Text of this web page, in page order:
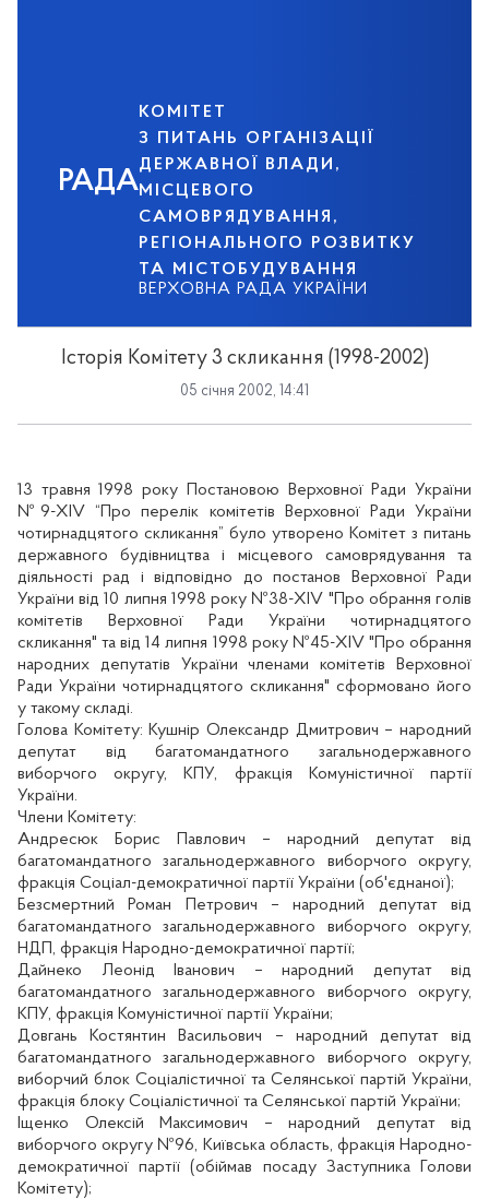
РАДА
КОМІТЕТ
З ПИТАНЬ ОРГАНІЗАЦІЇ
ДЕРЖАВНОЇ ВЛАДИ,
МІСЦЕВОГО
САМОВРЯДУВАННЯ,
РЕГІОНАЛЬНОГО РОЗВИТКУ
ТА МІСТОБУДУВАННЯ
ВЕРХОВНА РАДА УКРАЇНИ
Історія Комітету 3 скликання (1998-2002)
05 січня 2002, 14:41
13 травня 1998 року Постановою Верховної Ради України
№9-XIV “Про перелік комітетів Верховної Ради України
чотирнадцятого скликання” було утворено Комітет з питань
державного будівництва і місцевого самоврядування та
діяльності рад і відповідно до постанов Верховної Ради
України від 10 липня 1998 року №38-XIV "Про обрання голів
комітетів Верховної Ради України чотирнадцятого
скликання" та від 14 липня 1998 року №45-XIV "Про обрання
народних депутатів України членами комітетів Верховної
Ради України чотирнадцятого скликання" сформовано його
у такому складі.
Голова Комітету: Кушнір Олександр Дмитрович – народний
депутат від багатомандатного загальнодержавного
виборчого округу, КПУ, фракція Комуністичної партії
України.
Члени Комітету:
Андресюк Борис Павлович – народний депутат від
багатомандатного загальнодержавного виборчого округу,
фракція Соціал-демократичної партії України (об'єднаної);
Безсмертний Роман Петрович – народний депутат від
багатомандатного загальнодержавного виборчого округу,
НДП, фракція Народно-демократичної партії;
Дайнеко Леонід Іванович – народний депутат від
багатомандатного загальнодержавного виборчого округу,
КПУ, фракція Комуністичної партії України;
Довгань Костянтин Васильович – народний депутат від
багатомандатного загальнодержавного виборчого округу,
виборчий блок Соціалістичної та Селянської партій України,
фракція блоку Соціалістичної та Селянської партій України;
Іщенко Олексій Максимович – народний депутат від
виборчого округу №96, Київська область, фракція Народно-
демократичної партії (обіймав посаду Заступника Голови
Комітету);